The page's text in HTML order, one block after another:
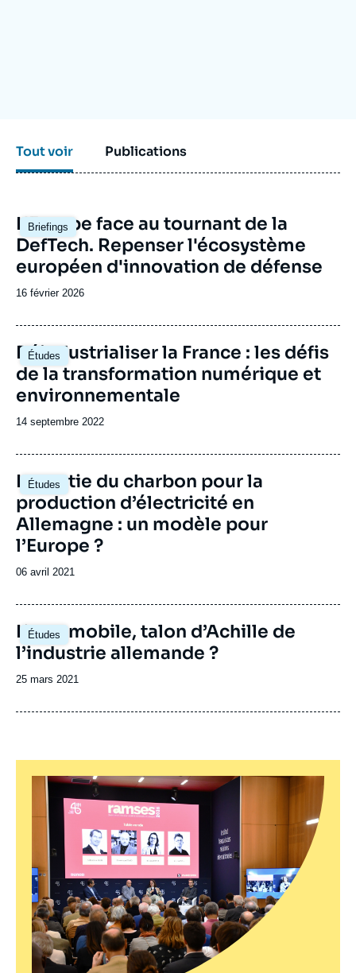
Tout voir Publications
Briefings
Image
principale
L'Europe face au tournant de la
DefTech. Repenser l'écosystème
européen d'innovation de défense
Date
publication
16 février 2026
Études
Image
principale
Réindustrialiser la France : les défis
de la transformation numérique et
environnementale
Date
publication
14 septembre 2022
Études
Image
principale
La sortie du charbon pour la
production d’électricité en
Allemagne : un modèle pour
l’Europe ?
Date
publication
06 avril 2021
Études
Image
principale
L’automobile, talon d’Achille de
l’industrie allemande ?
Date
publication
25 mars 2021